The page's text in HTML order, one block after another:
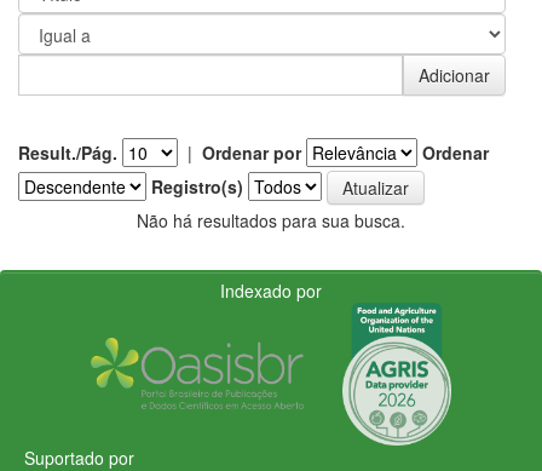
Result./Pág. | Ordenar por
Ordenar
Registro(s)
Não há resultados para sua busca.
Indexado por
Suportado por